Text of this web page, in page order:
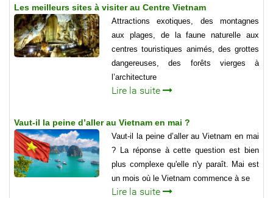
Les meilleurs sites à visiter au Centre Vietnam
Attractions exotiques, des montagnes
aux plages, de la faune naturelle aux
centres touristiques animés, des grottes
dangereuses, des forêts vierges à
l’architecture
Lire la suite
Vaut-il la peine d’aller au Vietnam en mai ?
Vaut-il la peine d’aller au Vietnam en mai
? La réponse à cette question est bien
plus complexe qu'elle n'y paraît. Mai est
un mois où le Vietnam commence à se
Lire la suite